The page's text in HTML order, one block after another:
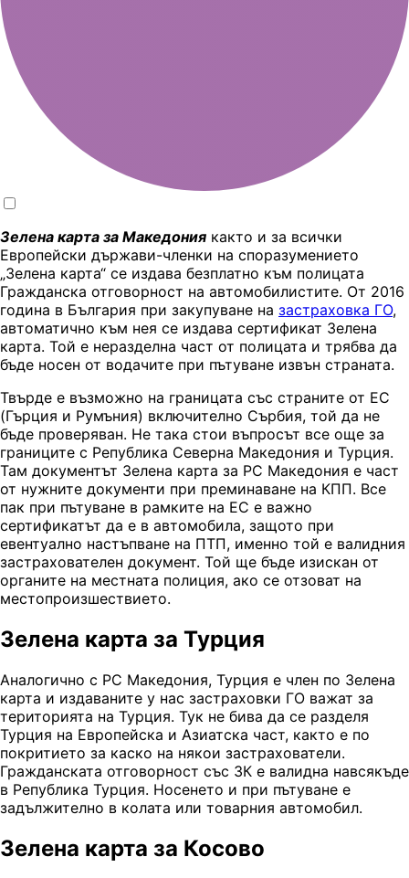
Зелена карта за Македония както и за всички
Европейски държави-членки на споразумението
„Зелена карта“ се издава безплатно към полицата
Гражданска отговорност на автомобилистите. От 2016
година в България при закупуване на застраховка ГО,
автоматично към нея се издава сертификат Зелена
карта. Той е неразделна част от полицата и трябва да
бъде носен от водачите при пътуване извън страната.
Твърде е възможно на границата със страните от ЕС
(Гърция и Румъния) включително Сърбия, той да не
бъде проверяван. Не така стои въпросът все още за
границите с Република Северна Македония и Турция.
Там документът Зелена карта за РС Македония е част
от нужните документи при преминаване на КПП. Все
пак при пътуване в рамките на ЕС е важно
сертификатът да е в автомобила, защото при
евентуално настъпване на ПТП, именно той е валидния
застрахователен документ. Той ще бъде изискан от
органите на местната полиция, ако се отзоват на
местопроизшествието.
Зелена карта за Турция
Аналогично с РС Македония, Турция е член по Зелена
карта и издаваните у нас застраховки ГО важат за
територията на Турция. Тук не бива да се разделя
Турция на Европейска и Азиатска част, както е по
покритието за каско на някои застрахователи.
Гражданската отговорност със ЗК е валидна навсякъде
в Република Турция. Носенето и при пътуване е
задължително в колата или товарния автомобил.
Зелена карта за Косово